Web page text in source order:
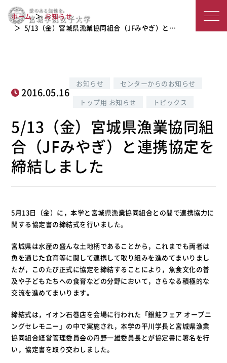
城
女
子
大
学
5/13（金）宮城県漁業協同組合（JFみ
やぎ）と連携協定を締結しました
ホーム
お知らせ
5/13（金）宮城県漁業協同組合（JFみやぎ）と…
2016.05.16
お知らせ
センターからのお知らせ
トップ用 お知らせ
トピックス
5/13（金）宮城県漁業協同組
合（JFみやぎ）と連携協定を
締結しました
5月13日（金）に，本学と宮城県漁業協同組合との間で連携協力に
関する協定書の締結式を行いました。
宮城県は水産の盛んな土地柄であることから，これまでも両者は
魚を通じた食育等に関して連携して取り組みを進めてまいりまし
たが，このたび正式に協定を締結することにより，魚食文化の普
及や子どもたちへの食育などの分野において，さらなる積極的な
交流を進めてまいります。
締結式は，イオン石巻店を会場に行われた「銀鮭フェア オープニ
ングセレモニー」の中で実施され，本学の平川学長と宮城県漁業
協同組合経営管理委員会の丹野一雄委員長とが協定書に署名を行
い，協定書を取り交わしました。